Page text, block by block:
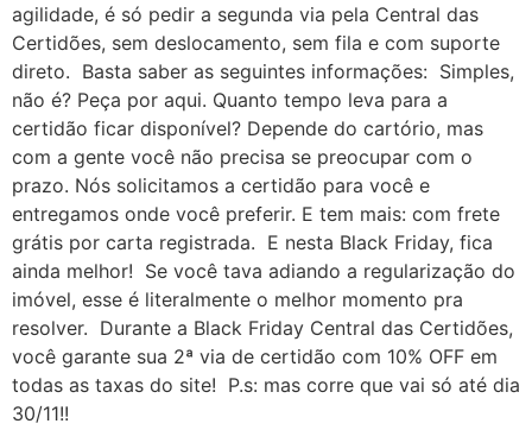
agilidade, é só pedir a segunda via pela Central das
Certidões, sem deslocamento, sem fila e com suporte
direto. Basta saber as seguintes informações: Simples,
não é? Peça por aqui. Quanto tempo leva para a
certidão ficar disponível? Depende do cartório, mas
com a gente você não precisa se preocupar com o
prazo. Nós solicitamos a certidão para você e
entregamos onde você preferir. E tem mais: com frete
grátis por carta registrada. E nesta Black Friday, fica
ainda melhor! Se você tava adiando a regularização do
imóvel, esse é literalmente o melhor momento pra
resolver. Durante a Black Friday Central das Certidões,
você garante sua 2ª via de certidão com 10% OFF em
todas as taxas do site! P.s: mas corre que vai só até dia
30/11!!